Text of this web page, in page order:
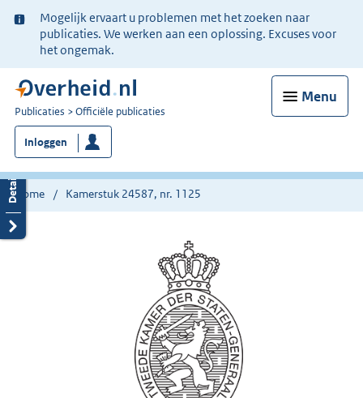
Ter
informatie:
Mogelijk ervaart u problemen met het zoeken naar
publicaties. We werken aan een oplossing. Excuses voor
het ongemak.
Menu
U
bent
nu
hier:
Publicaties Officiële publicaties
Inloggen
Home Kamerstuk 24587, nr. 1125